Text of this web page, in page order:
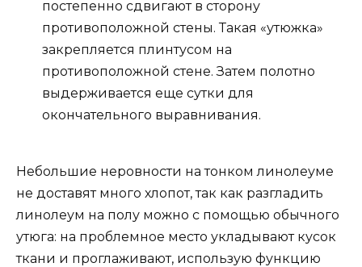
постепенно сдвигают в сторону
противоположной стены. Такая «утюжка»
закрепляется плинтусом на
противоположной стене. Затем полотно
выдерживается еще сутки для
окончательного выравнивания.
Небольшие неровности на тонком линолеуме
не доставят много хлопот, так как разгладить
линолеум на полу можно с помощью обычного
утюга: на проблемное место укладывают кусок
ткани и проглаживают, использую функцию